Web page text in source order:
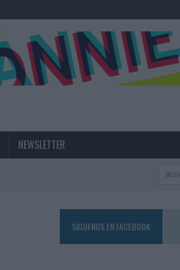
NEWSLETTER
SÍGUENOS EN FACEBOOK